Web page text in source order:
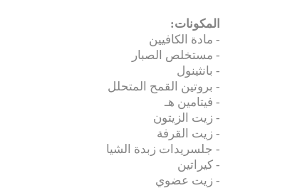
المكونات:
- مادة الكافيين
- مستخلص الصبار
- بانثينول
- بروتين القمح المتحلل
- فيتامين هـ
- زيت الزيتون
- زيت القرفة
- جلسريدات زبدة الشيا
- كيراتين
- زيت عضوي